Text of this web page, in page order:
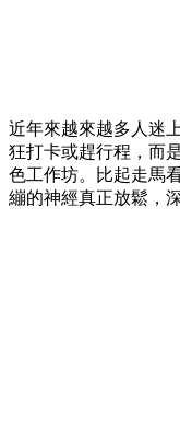
近年來越來越多人迷
狂打卡或趕行程，而
色工作坊。比起走馬
繃的神經真正放鬆，